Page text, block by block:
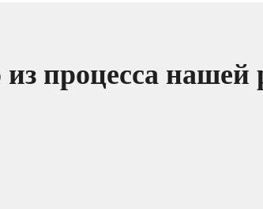
процесса нашей